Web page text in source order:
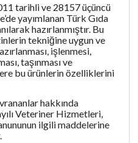
tarihli ve 28157 üçüncü
yayımlanan Türk Gıda
hazırlanmıştır. Bu
tekniğine uygun ve
işlenmesi,
taşınması ve
bu ürünlerin özelliklerini
hakkında
Veteriner Hizmetleri,
ilgili maddelerine